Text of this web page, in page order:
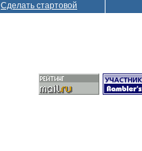
Сделать стартовой